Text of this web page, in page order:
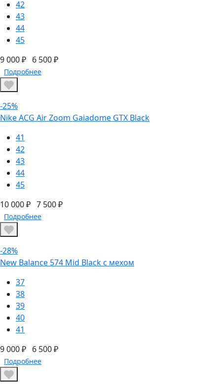
42
43
44
45
9 000 ₽ 6 500 ₽
Подробнее
-25%
Nike ACG Air Zoom Gaiadome GTX Black
41
42
43
44
45
10 000 ₽ 7 500 ₽
Подробнее
-28%
New Balance 574 Mid Black с мехом
37
38
39
40
41
9 000 ₽ 6 500 ₽
Подробнее